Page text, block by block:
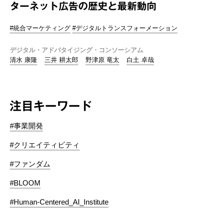
ターネット広告の歴史と最新動向
#統合マーケティング #デジタルトランスフォーメーション
デジタル・アドバタイジング・コンソーシアム
清水 康隆
三井 耕太郎 野津原 竜太 白土 卓哉
注目キーワード
#事業開発
#クリエイティビティ
#ファンダム
#BLOOM
#Human-Centered_AI_Institute